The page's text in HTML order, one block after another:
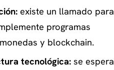
existe un llamado para
programas
y blockchain.
tecnológica:se espera